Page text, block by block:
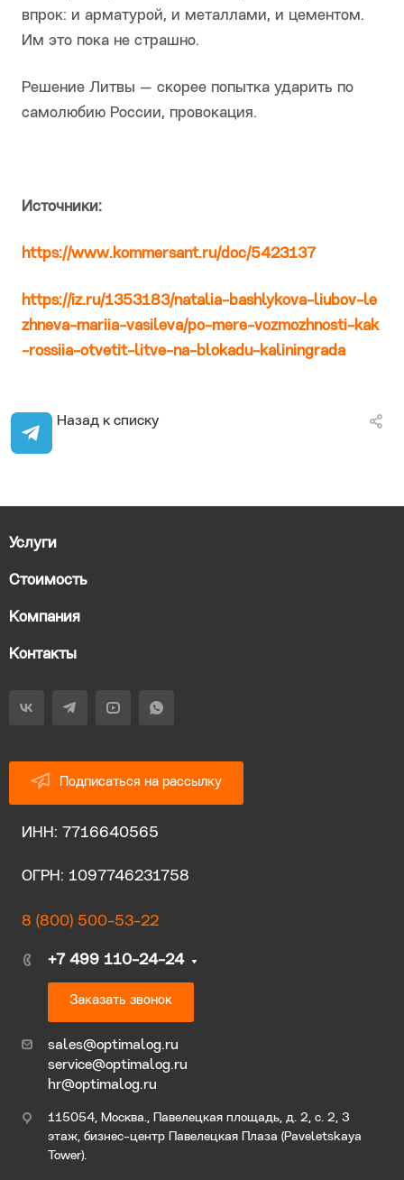
впрок: и арматурой, и металлами, и цементом.
Им это пока не страшно.
Решение Литвы — скорее попытка ударить по
самолюбию России, провокация.
Источники:
https://www.kommersant.ru/doc/5423137
https://iz.ru/1353183/natalia-bashlykova-liubov-le
zhneva-mariia-vasileva/po-mere-vozmozhnosti-kak
-rossiia-otvetit-litve-na-blokadu-kaliningrada
Назад к списку
Услуги
Стоимость
Компания
Контакты
Подписаться на рассылку
ИНН: 7716640565
ОГРН: 1097746231758
8 (800) 500-53-22
+7 499 110-24-24
Заказать звонок
sales@optimalog.ru
service@optimalog.ru
hr@optimalog.ru
115054, Москва., Павелецкая площадь, д. 2, с. 2, 3
этаж, бизнес-центр Павелецкая Плаза (Paveletskaya
Tower).